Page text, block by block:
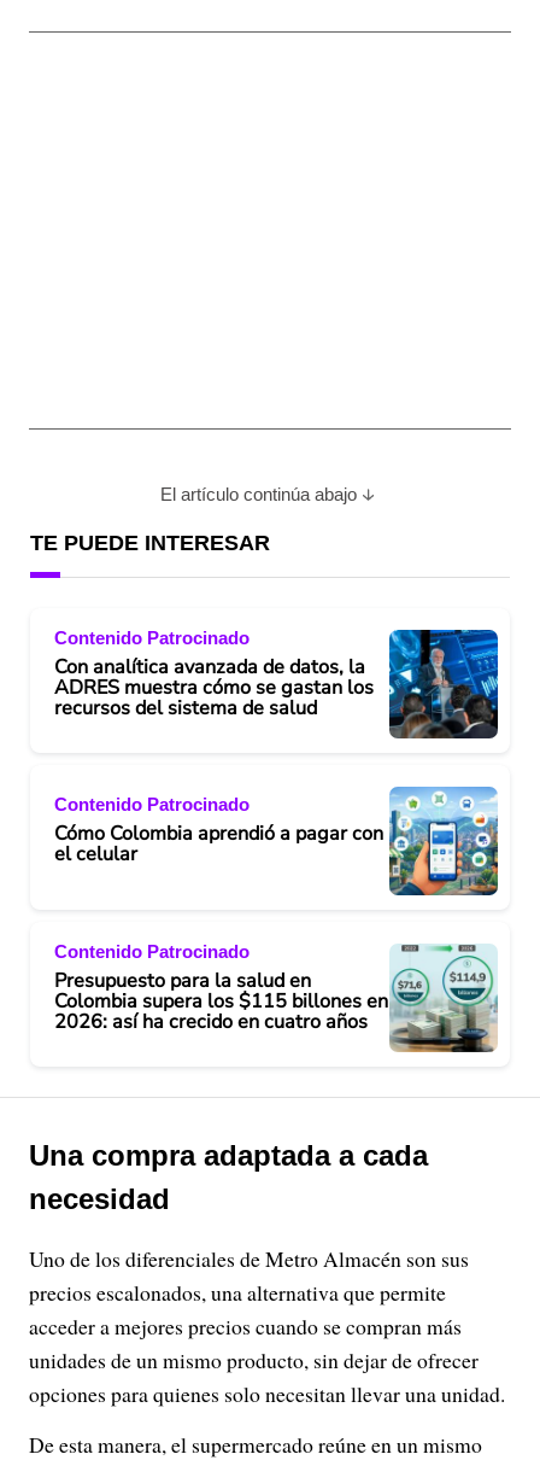
El artículo continúa abajo
TE PUEDE INTERESAR
Contenido Patrocinado
Con analítica avanzada de datos, la
ADRES muestra cómo se gastan los
recursos del sistema de salud
Contenido Patrocinado
Cómo Colombia aprendió a pagar con
el celular
Contenido Patrocinado
Presupuesto para la salud en
Colombia supera los $115 billones en
2026: así ha crecido en cuatro años
Una compra adaptada a cada
necesidad
Uno de los diferenciales de Metro Almacén son sus
precios escalonados, una alternativa que permite
acceder a mejores precios cuando se compran más
unidades de un mismo producto, sin dejar de ofrecer
opciones para quienes solo necesitan llevar una unidad.
De esta manera, el supermercado reúne en un mismo